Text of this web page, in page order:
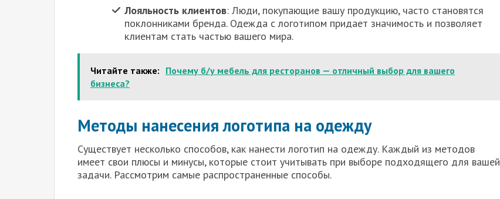
Лояльность клиентов: Люди, покупающие вашу продукцию, часто становятся
поклонниками бренда. Одежда с логотипом придает значимость и позволяет
клиентам стать частью вашего мира.
Читайте также: Почему б/у мебель для ресторанов — отличный выбор для вашего
бизнеса?
Методы нанесения логотипа на одежду
Существует несколько способов, как нанести логотип на одежду. Каждый из методов
имеет свои плюсы и минусы, которые стоит учитывать при выборе подходящего для вашей
задачи. Рассмотрим самые распространенные способы.